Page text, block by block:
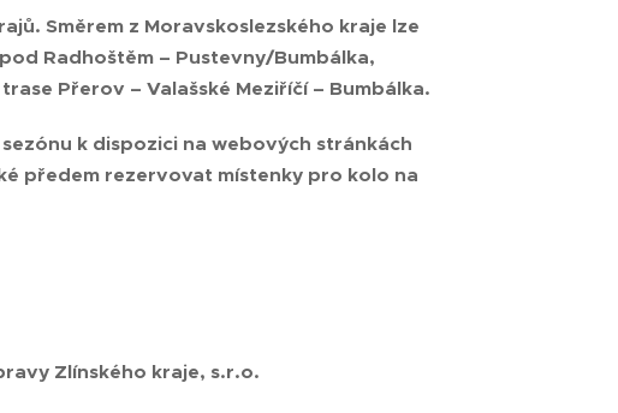
Směrem z Moravskoslezského kraje lze
Radhoštěm – Pustevny/Bumbálka,
Přerov – Valašské Meziříčí – Bumbálka.
k dispozici na webových stránkách
předem rezervovat místenky pro kolo na
Zlínského kraje, s.r.o.